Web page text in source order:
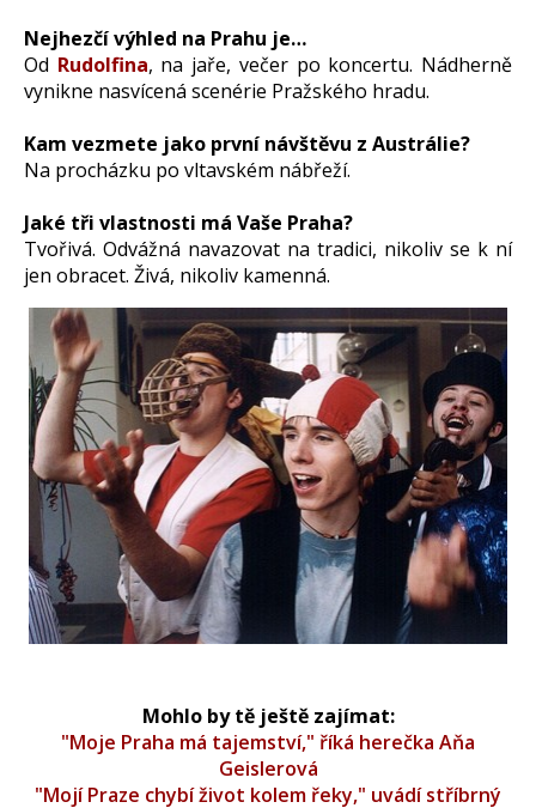
Nejhezčí výhled na Prahu je…
Od Rudolfina, na jaře, večer po koncertu. Nádherně
vynikne nasvícená scenérie Pražského hradu.
Kam vezmete jako první návštěvu z Austrálie?
Na procházku po vltavském nábřeží.
Jaké tři vlastnosti má Vaše Praha?
Tvořivá. Odvážná navazovat na tradici, nikoliv se k ní
jen obracet. Živá, nikoliv kamenná.
Mohlo by tě ještě zajímat:
"Moje Praha má tajemství," říká herečka Aňa
Geislerová
"Mojí Praze chybí život kolem řeky," uvádí stříbrný